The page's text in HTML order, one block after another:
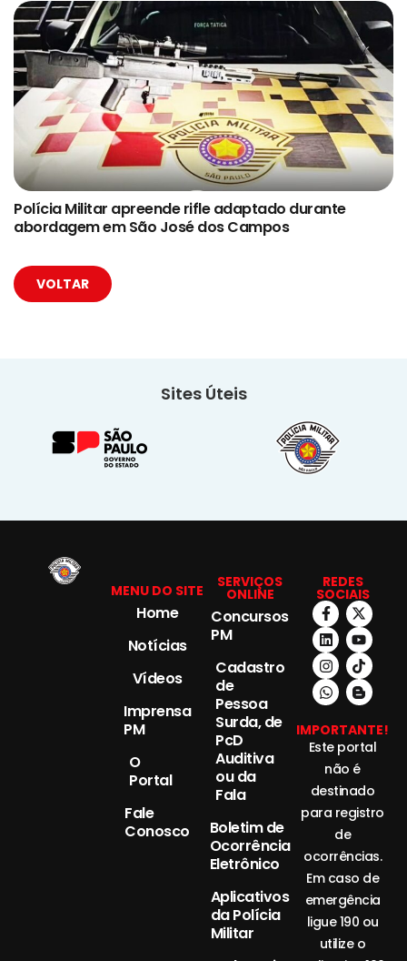
Polícia Militar apreende rifle adaptado durante
abordagem em São José dos Campos
VOLTAR
Sites Úteis
MENU DO SITE
Home
Notícias
Vídeos
Imprensa
PM
O
Portal
Fale
Conosco
SERVIÇOS
ONLINE
Concursos
PM
Cadastro
de
Pessoa
Surda, de
PcD
Auditiva
ou da
Fala
Boletim de
Ocorrência
Eletrônico
Aplicativos
da Polícia
Militar
REDES
SOCIAIS
IMPORTANTE!
Este portal
não é
destinado
para registro
de
ocorrências.
Em caso de
emergência
ligue 190 ou
utilize o